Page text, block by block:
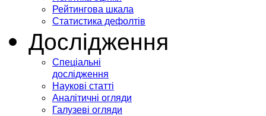
Рейтингова шкала
Статистика дефолтів
Дослідження
Спеціальні
дослідження
Наукові статті
Аналітичні огляди
Галузеві огляди